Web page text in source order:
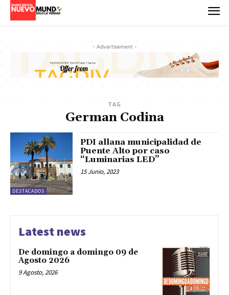
- Advertisement -
TAG
German Codina
DESTACADOS
PDI allana municipalidad de
Puente Alto por caso
“Luminarias LED”
15 Junio, 2023
Latest news
De domingo a domingo 09 de
Agosto 2026
9 Agosto, 2026